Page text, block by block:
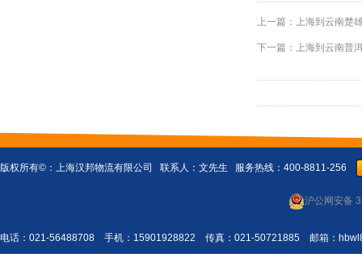
上一篇： 上海到云南楚
下一篇： 上海到云南普
版权所有©： 上海汉邦物流有限公司 联系人：文先生 服务热线：400-8811-256
沪公网安备
电话：021-56488708 手机：15901928822 传真：021-50721885 邮箱：